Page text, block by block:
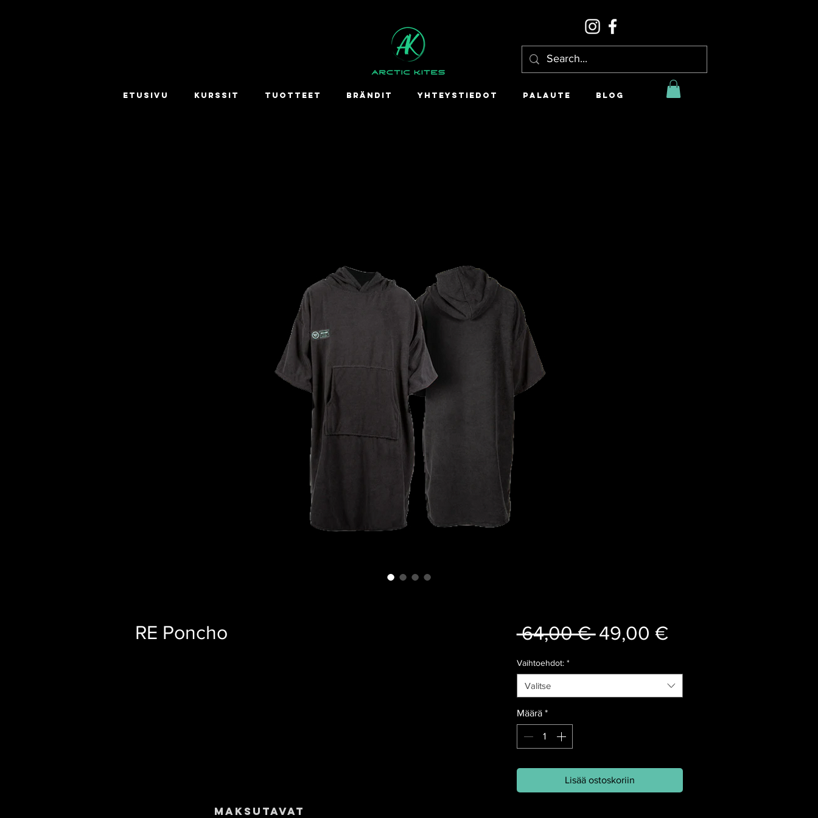
ETUSIVU KURSSIT TUOTTEET BRÄNDIT YHTEYSTIEDOT PALAUTE BLOG
RE Poncho 64,00 € Normaali
49,00 €Alehinta
Vaihtoehdot: *
Valitse
Määrä *
Lisää ostoskoriin
Maksutavat